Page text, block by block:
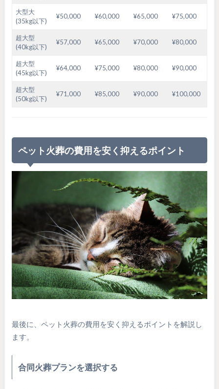
大型大
(35kg以下)
¥50,000 ¥60,000 ¥65,000 ¥75,000
超大型
(40kg以下)
¥57,000 ¥65,000 ¥70,000 ¥80,000
超大型
(45kg以下)
¥64,000 ¥75,000 ¥80,000 ¥90,000
超大型
(50kg以下)
¥71,000 ¥85,000 ¥90,000 ¥100,000
ペット火葬の費用を安く抑えるポイント
最後に、ペット火葬の費用を安く抑えるポイントを解説し
ます。
合同火葬プランを選択する